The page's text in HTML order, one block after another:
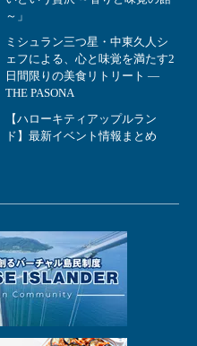
～」
ミシュラン三つ星・中東久人シ
ェフによる、心と味覚を満たす2
日間限りの美食リトリート ―
THE PASONA
【ハローキティアップルラン
ド】最新イベント情報まとめ